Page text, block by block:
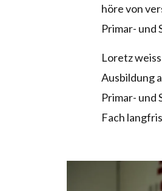
höre von
Primar- und
Loretz
Ausbildung
Primar- und
Fach